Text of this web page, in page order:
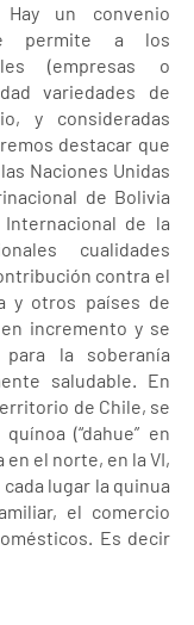
Hay un convenio
permite a los
(empresas o
variedades de
y consideradas
destacar que
Naciones Unidas
de Bolivia
de la
cualidades
contra el
y otros países de
incremento y se
la soberanía
saludable. En
de Chile, se
(“dahue” en
el norte, en la VI,
lugar la quinua
el comercio
Es decir